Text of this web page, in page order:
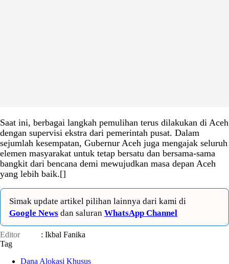
Saat ini, berbagai langkah pemulihan terus dilakukan di Aceh
dengan supervisi ekstra dari pemerintah pusat. Dalam
sejumlah kesempatan, Gubernur Aceh juga mengajak seluruh
elemen masyarakat untuk tetap bersatu dan bersama-sama
bangkit dari bencana demi mewujudkan masa depan Aceh
yang lebih baik.[]
Simak update artikel pilihan lainnya dari kami di
Google News dan saluran WhatsApp Channel
Editor
: Ikbal Fanika
Tag
Dana Alokasi Khusus